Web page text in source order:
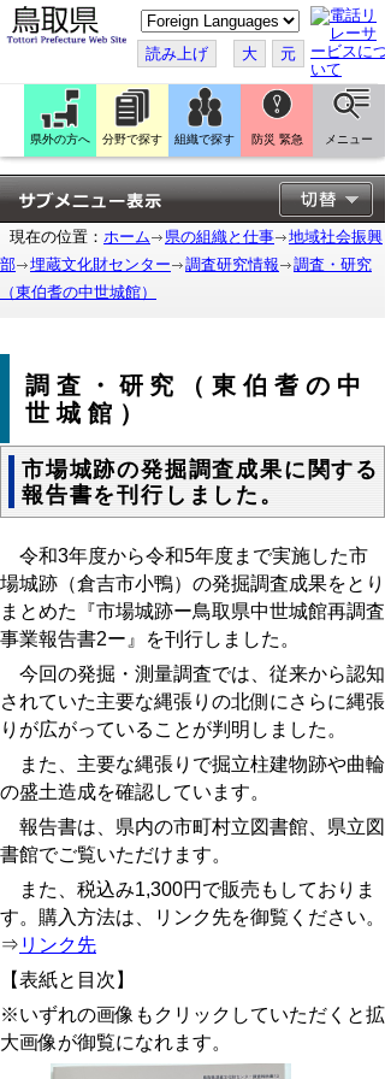
こ
の
ペ
ー
ジ
翻
訳
す
る
読み上げ 大 元
県外の方へ 分野で探す 組織で探す 防災 緊急 メニュー
現在の位置： ホーム 県の組織と仕事
地域社会振興
部
埋蔵文化財センター 調査研究情報
調査・研究
（東伯耆の中世城館）
調査・研究（東伯耆の中
世城館）
市場城跡の発掘調査成果に関する
報告書を刊行しました。
令和3年度から令和5年度まで実施した市
場城跡（倉吉市小鴨）の発掘調査成果をとり
まとめた『市場城跡ー鳥取県中世城館再調査
事業報告書2ー』を刊行しました。
今回の発掘・測量調査では、従来から認知
されていた主要な縄張りの北側にさらに縄張
りが広がっていることが判明しました。
また、主要な縄張りで掘立柱建物跡や曲輪
の盛土造成を確認しています。
報告書は、県内の市町村立図書館、県立図
書館でご覧いただけます。
また、税込み1,300円で販売もしておりま
す。 購入方法は、リンク先を御覧ください。
⇒ リンク先
【表紙と目次】
※いずれの画像もクリックしていただくと拡
大画像が御覧になれます。